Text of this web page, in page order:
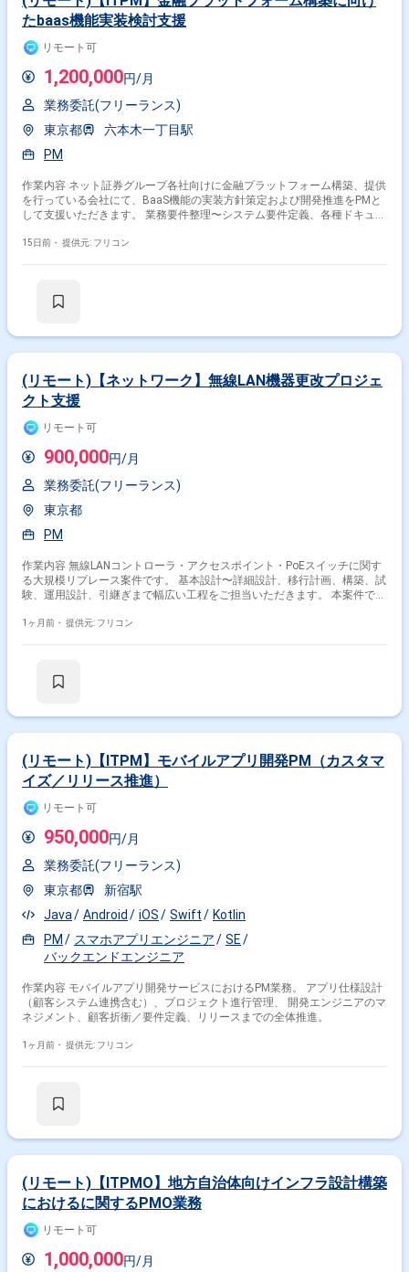
たbaas機能実装検討支援
リモート可
1,200,000円/月
業務委託(フリーランス)
東京都
六本木一丁目駅
PM
作業内容 ネット証券グループ各社向けに金融プラットフォーム構築、提供
を行っている会社にて、BaaS機能の実装方針策定および開発推進をPMと
して支援いただきます。 業務要件整理〜システム要件定義、各種ドキュメ
15日前・ 提供元: フリコン
(リモート)【ネットワーク】無線LAN機器更改プロジェ
クト支援
リモート可
900,000円/月
業務委託(フリーランス)
東京都
PM
作業内容 無線LANコントローラ・アクセスポイント・PoEスイッチに関す
る大規模リプレース案件です。 基本設計〜詳細設計、移行計画、構築、試
験、運用設計、引継ぎまで幅広い工程をご担当いただきます。 本案件では
お願いする想定です。
1ヶ月前・ 提供元: フリコン
(リモート)【ITPM】モバイルアプリ開発PM（カスタマ
イズ／リリース推進）
リモート可
950,000円/月
業務委託(フリーランス)
東京都
新宿駅
Java
Android iOS Swift
Kotlin
PM
スマホアプリエンジニア
SE
バックエンドエンジニア
作業内容 モバイルアプリ開発サービスにおけるPM業務。 アプリ仕様設計
（顧客システム連携含む）、プロジェクト進行管理、 開発エンジニアのマ
ネジメント、顧客折衝／要件定義、リリースまでの全体推進。
1ヶ月前・ 提供元: フリコン
(リモート)【ITPMO】地方自治体向けインフラ設計構築
におけるに関するPMO業務
リモート可
1,000,000円/月